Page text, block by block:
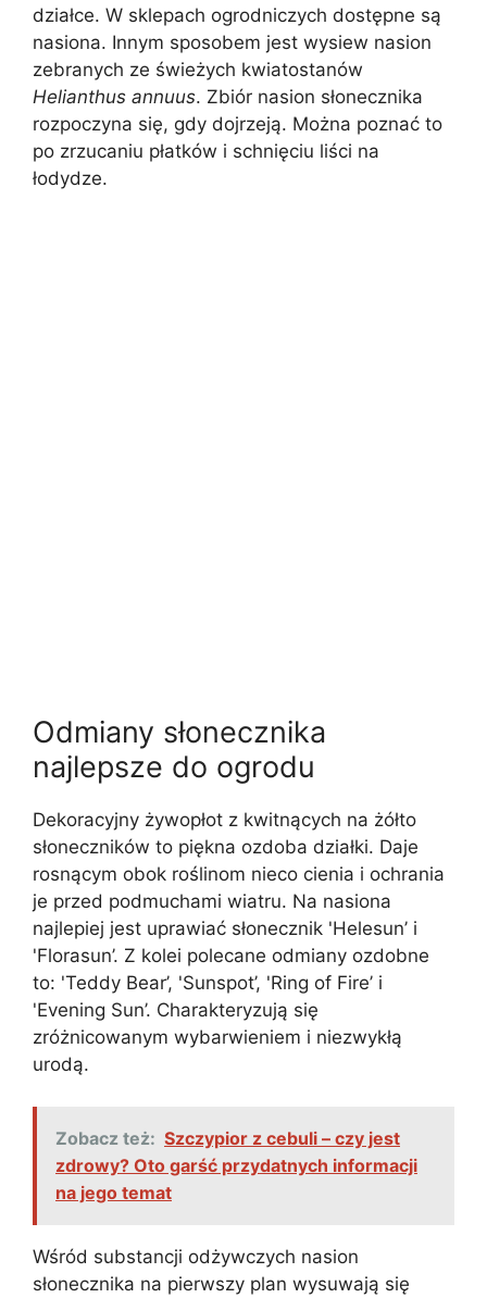
działce. W sklepach ogrodniczych dostępne są
nasiona. Innym sposobem jest wysiew nasion
zebranych ze świeżych kwiatostanów
Helianthus annuus. Zbiór nasion słonecznika
rozpoczyna się, gdy dojrzeją. Można poznać to
po zrzucaniu płatków i schnięciu liści na
łodydze.
Odmiany słonecznika
najlepsze do ogrodu
Dekoracyjny żywopłot z kwitnących na żółto
słoneczników to piękna ozdoba działki. Daje
rosnącym obok roślinom nieco cienia i ochrania
je przed podmuchami wiatru. Na nasiona
najlepiej jest uprawiać słonecznik 'Helesun’ i
'Florasun’. Z kolei polecane odmiany ozdobne
to: 'Teddy Bear’, 'Sunspot’, 'Ring of Fire’ i
'Evening Sun’. Charakteryzują się
zróżnicowanym wybarwieniem i niezwykłą
urodą.
Zobacz też: Szczypior z cebuli – czy jest
zdrowy? Oto garść przydatnych informacji
na jego temat
Wśród substancji odżywczych nasion
słonecznika na pierwszy plan wysuwają się